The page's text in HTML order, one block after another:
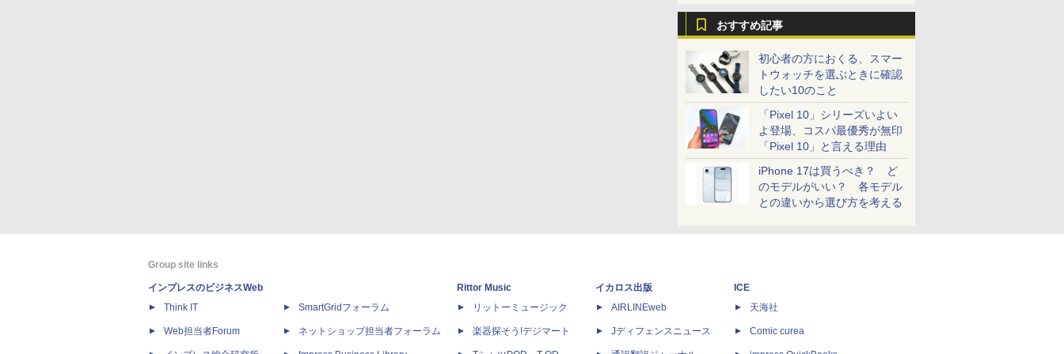
おすすめ記事
初心者の方におくる、スマー
トウォッチを選ぶときに確認
したい10のこと
「Pixel 10」シリーズいよい
よ登場、コスパ最優秀が無印
「Pixel 10」と言える理由
iPhone 17は買うべき？ ど
のモデルがいい？ 各モデル
との違いから選び方を考える
Group site links
インプレスのビジネスWeb
Think IT
Web担当者Forum
SmartGridフォーラム
ネットショップ担当者フォーラム
Rittor Music
リットーミュージック
楽器探そう!デジマート
イカロス出版
AIRLINEweb
Jディフェンスニュース
ICE
天海社
Comic curea